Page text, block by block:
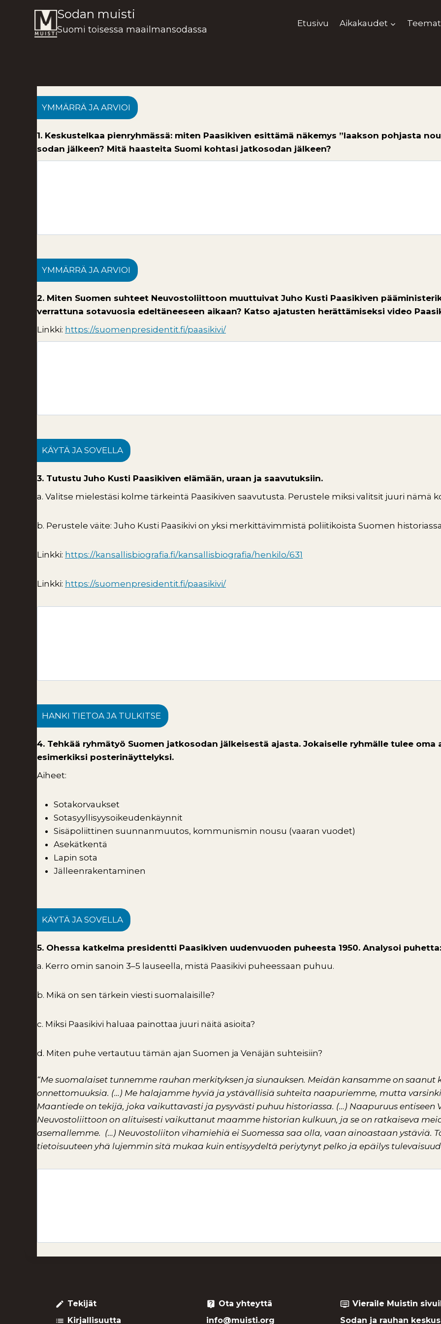
Sodan muisti
Suomi toisessa maailmansodassa
Etusivu Aikakaudet Teemat
YMMÄRRÄ JA ARVIOI
1. Keskustelkaa pienryhmässä: miten Paasikiven esittämä näkemys ”laakson pohjasta
sodan jälkeen? Mitä haasteita Suomi kohtasi jatkosodan jälkeen?
YMMÄRRÄ JA ARVIOI
2. Miten Suomen suhteet Neuvostoliittoon muuttuivat Juho Kusti Paasikiven
verrattuna sotavuosia edeltäneeseen aikaan? Katso ajatusten herättämiseksi video
Linkki: https://suomenpresidentit.fi/paasikivi/
KÄYTÄ JA SOVELLA
3. Tutustu Juho Kusti Paasikiven elämään, uraan ja saavutuksiin.
a. Valitse mielestäsi kolme tärkeintä Paasikiven saavutusta. Perustele miksi valitsit juuri nämä
b. Perustele väite: Juho Kusti Paasikivi on yksi merkittävimmistä poliitikoista Suomen
Linkki: https://kansallisbiografia.fi/kansallisbiografia/henkilo/631
Linkki: https://suomenpresidentit.fi/paasikivi/
HANKI TIETOA JA TULKITSE
4. Tehkää ryhmätyö Suomen jatkosodan jälkeisestä ajasta. Jokaiselle ryhmälle tulee
esimerkiksi posterinäyttelyksi.
Aiheet:
Sotakorvaukset
Sotasyyllisyysoikeudenkäynnit
Sisäpoliittinen suunnanmuutos, kommunismin nousu (vaaran vuodet)
Asekätkentä
Lapin sota
Jälleenrakentaminen
KÄYTÄ JA SOVELLA
5. Ohessa katkelma presidentti Paasikiven uudenvuoden puheesta 1950. Analysoi puhetta:
a. Kerro omin sanoin 3–5 lauseella, mistä Paasikivi puheessaan puhuu.
b. Mikä on sen tärkein viesti suomalaisille?
c. Miksi Paasikivi haluaa painottaa juuri näitä asioita?
d. Miten puhe vertautuu tämän ajan Suomen ja Venäjän suhteisiin?
“Me suomalaiset tunnemme rauhan merkityksen ja siunauksen. Meidän kansamme on
onnettomuuksia. (…) Me halajamme hyviä ja ystävällisiä suhteita naapuriemme, mutta
Maantiede on tekijä, joka vaikuttavasti ja pysyvästi puhuu historiassa. (…) Naapuruus entiseen
Neuvostoliittoon on alituisesti vaikuttanut maamme historian kulkuun, ja se on ratkaiseva
asemallemme. (…) Neuvostoliiton vihamiehiä ei Suomessa saa olla, vaan ainoastaan ystäviä.
tietoisuuteen yhä lujemmin sitä mukaa kuin entisyydeltä periytynyt pelko ja epäilys
create Tekijät
list Kirjallisuutta
live_help Ota yhteyttä
info@muisti.org
dvr Vieraile Muistin
Sodan ja rauhan